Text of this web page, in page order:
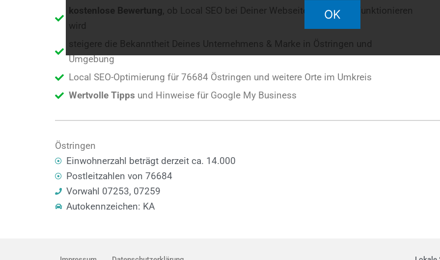
kostenlose Bewertung , ob Local SEO bei Deiner Webseite erfolgreich funktionieren
wird
steigere die Bekanntheit Deines Unternehmens & Marke in Östringen und
Umgebung
Local SEO-Optimierung für 76684 Östringen und weitere Orte im Umkreis
Wertvolle Tipps und Hinweise für Google My Business
Östringen
Einwohnerzahl beträgt derzeit ca. 14.000
Postleitzahlen von 76684
Vorwahl 07253, 07259
Autokennzeichen: KA
OK